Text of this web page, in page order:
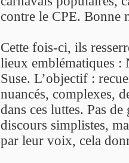
contre le CPE. Bonne
Cette fois-ci, ils
lieux emblématiques :
Suse. L’objectif :
nuancés, complexes,
dans ces luttes. Pas
discours simplistes,
par leur voix, cela